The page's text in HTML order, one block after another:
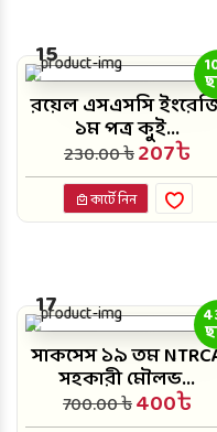
15
রয়েল এসএসসি
১ম পত্র কুই...
230.00 ৳207৳
কার্টে নিন
17
সাকসেস ১৯ তম
সহকারী মৌলভ...
700.00 ৳400৳